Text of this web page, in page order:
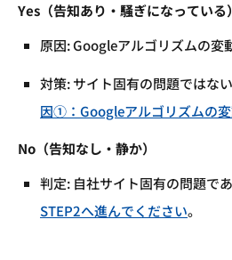
Yes（告知あり・騒ぎになっている）
原因: Googleアルゴリズムの変
対策: サイト固有の問題ではな
因①：Googleアルゴリズムの
No（告知なし・静か）
判定: 自社サイト固有の問題で
STEP2へ進んでください。